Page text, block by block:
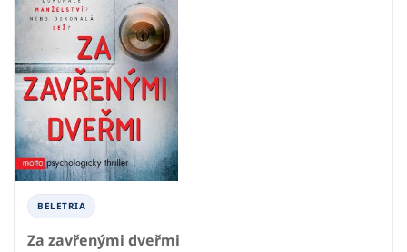
BELETRIA
Za zavřenými dveřmi